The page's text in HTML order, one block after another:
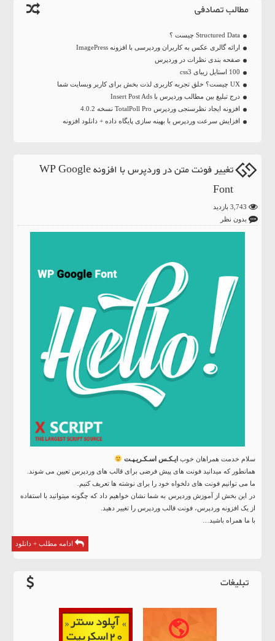
مطالب تصادفی
Structured Data چیست ؟
ارائه گالری عکس به کاربران وردپرسی با افزونه ImagePress
صفحه بندی نظرات در وردپرس
100 استایل زیبای css3
UX چیست؟ خلق تجربه کاربری لذت بخش برای کاربر وبسایت شما
درج تبلیغ بین مطالب وردپرس با Insert Post Ads
افزونه ایجاد نظرسنجی وردپرس TotalPoll Pro نسخه 4.0.2
افزایش سرعت وردپرس با بهینه سازی پایگاه داده + دانلود افزونه
تغییر فونت متن در وردپرس با افزونه WP Google
Font
بدون نظر
سلام خدمت همراهان خوب ایـکـس اسـکـریـپـت
همانطور که میدانید فونت های پیش فرضی برای قالب های وردپرس تعیین می شوند.
ما می توانیم فونت های دلخواه خود را برای نوشته ها تعریف کنیم.
در این بخش از آموزش وردپرس به شما نشان خواهیم داد که چگونه میتوانید با استفاده
از یک افزونه وردپرس، فونت قالب وردپرس را تغییر دهید.
با ما همراه باشید…
ادامه مطلب + دانلود
تبلیغات